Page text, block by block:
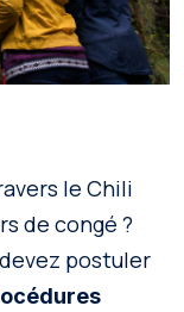
le Chili
de congé ?
postuler